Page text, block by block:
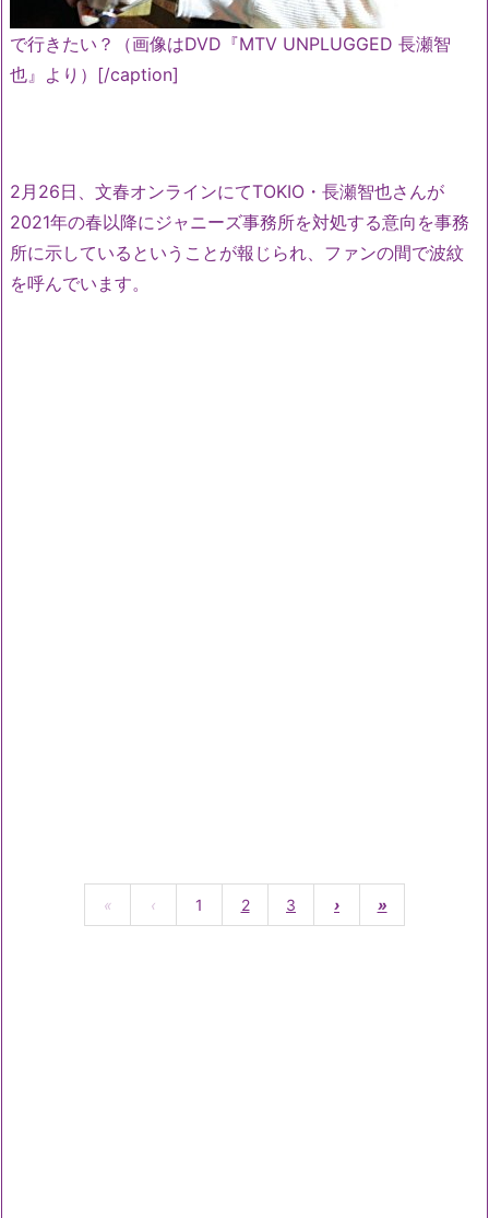
で行きたい？（画像はDVD『MTV UNPLUGGED 長瀬智
也』より）[/caption]
2月26日、文春オンラインにてTOKIO・長瀬智也さんが
2021年の春以降にジャニーズ事務所を対処する意向を事務
所に示しているということが報じられ、ファンの間で波紋
を呼んでいます。
« ‹ 1 2 3 › »